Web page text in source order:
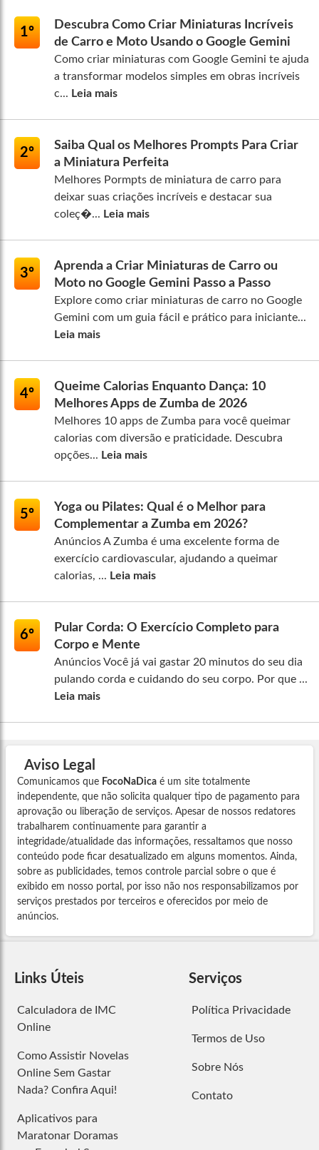
1º
Descubra Como Criar Miniaturas Incríveis
de Carro e Moto Usando o Google Gemini
Como criar miniaturas com Google Gemini te ajuda
a transformar modelos simples em obras incríveis
c... Leia mais
2º
Saiba Qual os Melhores Prompts Para Criar
a Miniatura Perfeita
Melhores Pormpts de miniatura de carro para
deixar suas criações incríveis e destacar sua
coleç�... Leia mais
3º
Aprenda a Criar Miniaturas de Carro ou
Moto no Google Gemini Passo a Passo
Explore como criar miniaturas de carro no Google
Gemini com um guia fácil e prático para iniciante...
Leia mais
4º
Queime Calorias Enquanto Dança: 10
Melhores Apps de Zumba de 2026
Melhores 10 apps de Zumba para você queimar
calorias com diversão e praticidade. Descubra
opções... Leia mais
5º
Yoga ou Pilates: Qual é o Melhor para
Complementar a Zumba em 2026?
Anúncios A Zumba é uma excelente forma de
exercício cardiovascular, ajudando a queimar
calorias, ... Leia mais
6º
Pular Corda: O Exercício Completo para
Corpo e Mente
Anúncios Você já vai gastar 20 minutos do seu dia
pulando corda e cuidando do seu corpo. Por que ...
Leia mais
Aviso Legal
Comunicamos que FocoNaDica é um site totalmente
independente, que não solicita qualquer tipo de pagamento para
aprovação ou liberação de serviços. Apesar de nossos redatores
trabalharem continuamente para garantir a
integridade/atualidade das informações, ressaltamos que nosso
conteúdo pode ficar desatualizado em alguns momentos. Ainda,
sobre as publicidades, temos controle parcial sobre o que é
exibido em nosso portal, por isso não nos responsabilizamos por
serviços prestados por terceiros e oferecidos por meio de
anúncios.
Links Úteis
Calculadora de IMC
Online
Como Assistir Novelas
Online Sem Gastar
Nada? Confira Aqui!
Aplicativos para
Maratonar Doramas
Serviços
Política Privacidade
Termos de Uso
Sobre Nós
Contato